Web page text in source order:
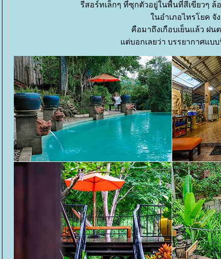
รีสอร์ทเล็กๆ ที่ซุกตัวอยู่ในพื้นที่สีเขียวๆ
นอำเภอไทรโยค จั
คือมาถึงเกือบเย็นแล้ว ฝน
ต่บอกเลยว่า บรรยากาศแบ